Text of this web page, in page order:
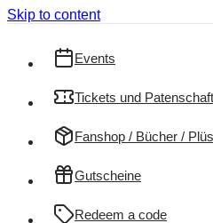
Skip to content
Events
Tickets und
Fanshop / Bücher /
Gutscheine
Redeem a code